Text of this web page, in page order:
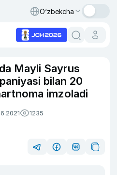
O‘zbekcha
Mayli Sayrus
bilan 20
imzoladi
1235